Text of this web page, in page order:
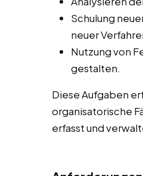
Schulung
neuer
Nutzung von
gestalten.
Diese Aufgaben
organisatorische
erfasst und